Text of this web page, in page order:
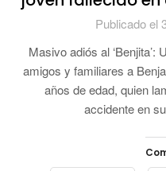
Publicado el
Masivo adiós al ‘Benjita’:
amigos y familiares a
años de edad, quien
accidente en